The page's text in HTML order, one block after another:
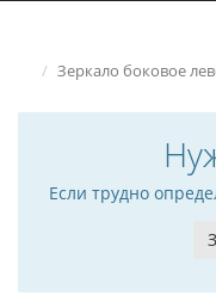
Зеркало боковое
Если трудно